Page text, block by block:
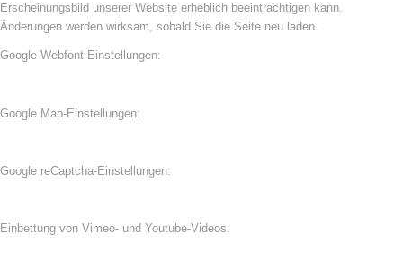
Erscheinungsbild unserer Website erheblich beeinträchtigen kann.
Änderungen werden wirksam, sobald Sie die Seite neu laden.
Google Webfont-Einstellungen:
Google Map-Einstellungen:
Google reCaptcha-Einstellungen:
Einbettung von Vimeo- und Youtube-Videos: